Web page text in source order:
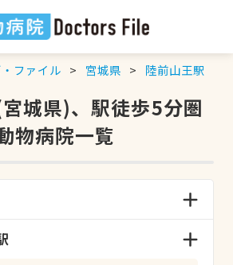
ファイル 宮城県 陸前山王駅
城県)、駅徒歩5分圏
物病院一覧